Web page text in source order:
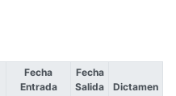
Fecha
Entrada
Fecha
Salida
Dictamen